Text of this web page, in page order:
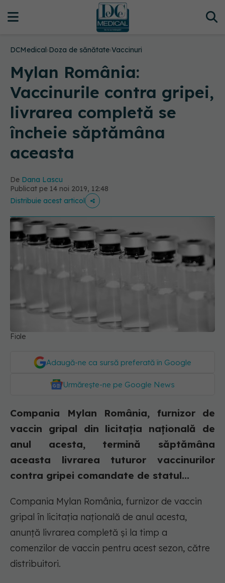
DCMedical›Doza de sănătate›Vaccinuri
Mylan România:
Vaccinurile contra gripei,
livrarea completă se
încheie săptămâna
aceasta
De Dana Lascu
Publicat pe 14 noi 2019, 12:48
Distribuie acest articol
Fiole
Adaugă-ne ca sursă preferată în Google
Urmărește-ne pe Google News
Compania Mylan România, furnizor de
vaccin gripal din licitația națională de
anul acesta, termină săptămâna
aceasta livrarea tuturor vaccinurilor
contra gripei comandate de statul...
Compania Mylan România, furnizor de vaccin
gripal în licitația națională de anul acesta,
anunță livrarea completă și la timp a
comenzilor de vaccin pentru acest sezon, către
distribuitori.